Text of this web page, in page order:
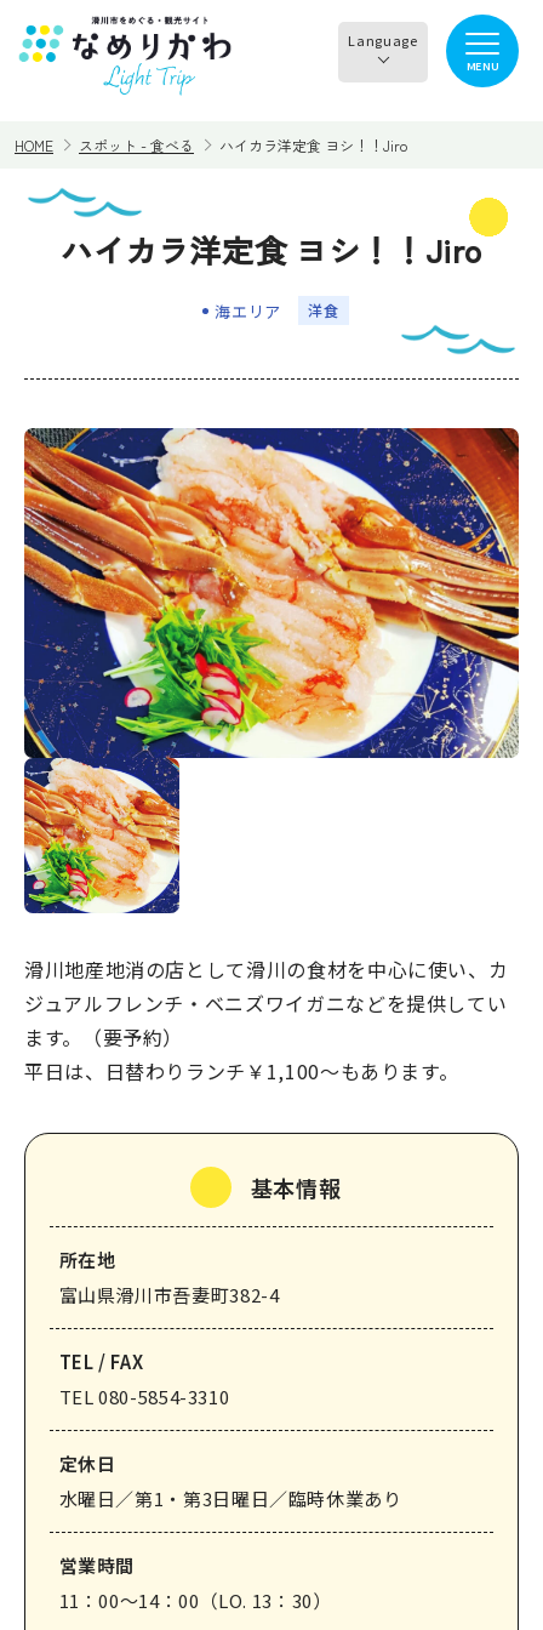
Language
한국어
简体中文
MENU
見る 食べる
買う・お土産
イベント情報 なめりかわめぐり
レンタサイクル 滑川から○○へ！サイク
リングコース
宿場町を歩こう！なめり
かわ宿場回廊
HOME
お知らせ
なめりかワット？
滑川ってどんなところ？
写真で見るなめりかわ
滑川とホタルイカ
なめりかわ"達人"名鑑
デジタルパンフレット
アクセス
なめりかわ観光パートナー
お問い合わせ
滑川市観光協会について
サイトマップ
HOME スポット - 食べる ハイカラ洋定食 ヨシ！！Jiro
ハイカラ洋定食 ヨシ！！Jiro
海エリア 洋⾷
滑川地産地消の店として滑川の食材を中心に使い、カ
ジュアルフレンチ・ベニズワイガニなどを提供してい
ます。（要予約）
平日は、日替わりランチ￥1,100～もあります。
基本情報
所在地
富山県滑川市吾妻町382-4
TEL / FAX
TEL 080-5854-3310
定休⽇
水曜日／第1・第3日曜日／臨時休業あり
営業時間
11：00～14：00（LO. 13：30）